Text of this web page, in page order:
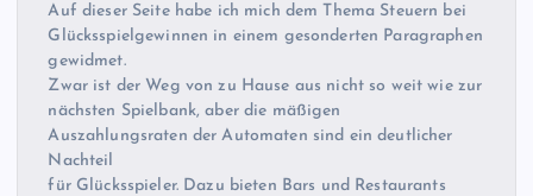
Auf dieser Seite habe ich mich dem Thema Steuern bei
Glücksspielgewinnen in einem gesonderten Paragraphen
gewidmet.
Zwar ist der Weg von zu Hause aus nicht so weit wie zur
nächsten Spielbank, aber die mäßigen
Auszahlungsraten der Automaten sind ein deutlicher
Nachteil
für Glücksspieler. Dazu bieten Bars und Restaurants